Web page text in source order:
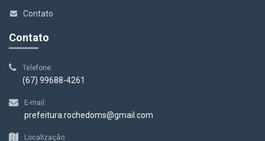
Contato
Contato
Telefone:
(67) 99688-4261
E-mail:
prefeitura.rochedoms@gmail.com
Localização: